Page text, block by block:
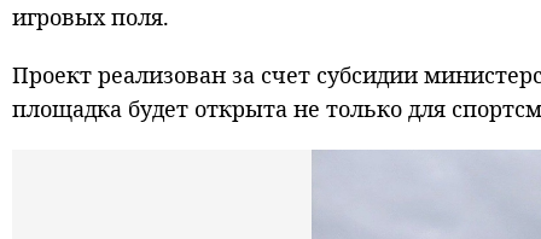
игровых поля.
Проект реализован за счет субсидии
площадка будет открыта не только для